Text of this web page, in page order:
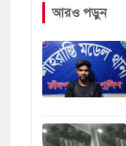
আরও পড়ুন